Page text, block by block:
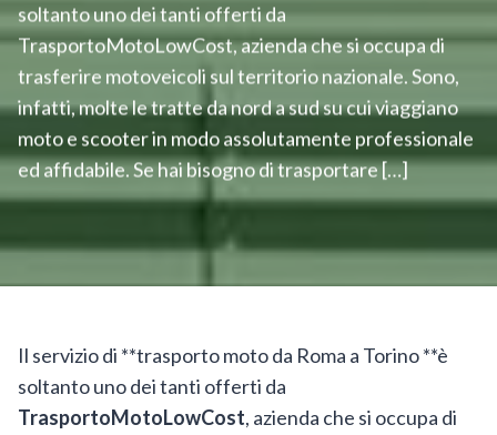
soltanto uno dei tanti offerti da
TrasportoMotoLowCost, azienda che si occupa di
trasferire motoveicoli sul territorio nazionale. Sono,
infatti, molte le tratte da nord a sud su cui viaggiano
moto e scooter in modo assolutamente professionale
ed affidabile. Se hai bisogno di trasportare […]
Il servizio di **trasporto moto da Roma a Torino **è
soltanto uno dei tanti offerti da
TrasportoMotoLowCost, azienda che si occupa di